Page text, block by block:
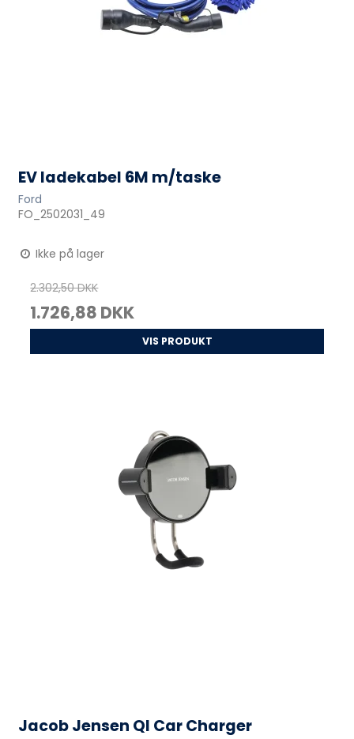
EV ladekabel 6M m/taske
Ford
FO_2502031_49
Ikke på lager
2.302,50 DKK
1.726,88 DKK
VIS PRODUKT
Jacob Jensen QI Car Charger